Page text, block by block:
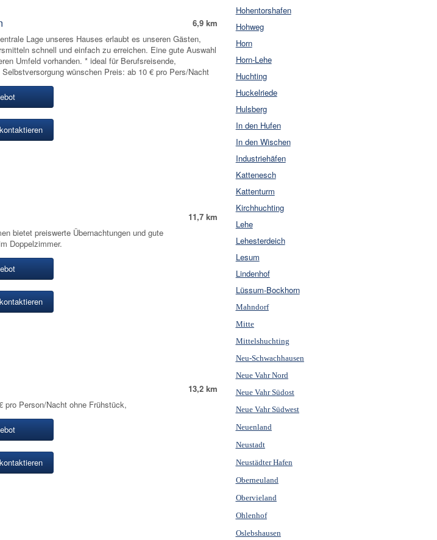
6,9 km
Lage unseres Hauses erlaubt es unseren Gästen,
schnell und einfach zu erreichen. Eine gute Auswahl
Umfeld vorhanden. * ideal für Berufsreisende,
wünschen Preis: ab 10 € pro Pers/Nacht
11,7 km
bietet preiswerte Übernachtungen und gute
Doppelzimmer.
13,2 km
pro Person/Nacht ohne Frühstück,
Hohentorshafen
Hohweg
Horn
Horn-Lehe
Huchting
Huckelriede
Hulsberg
In den Hufen
In den Wischen
Industriehäfen
Kattenesch
Kattenturm
Kirchhuchting
Lehe
Lehesterdeich
Lesum
Lindenhof
Lüssum-Bockhorn
Mahndorf
Mitte
Mittelshuchting
Neu-Schwachhausen
Neue Vahr Nord
Neue Vahr Südost
Neue Vahr Südwest
Neuenland
Neustadt
Neustädter Hafen
Oberneuland
Obervieland
Ohlenhof
Oslebshausen